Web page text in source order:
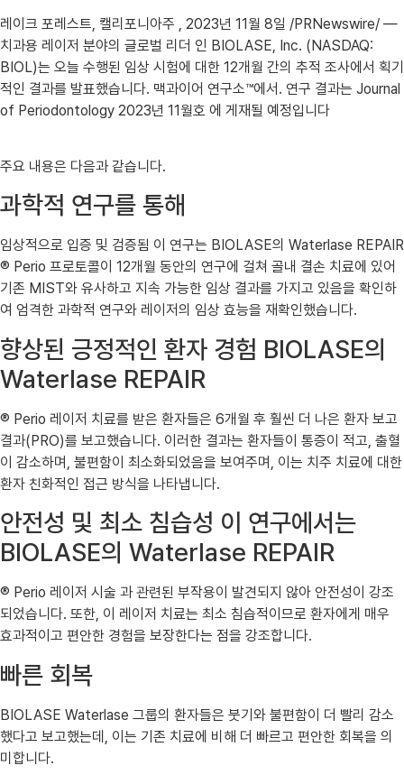
레이크 포레스트, 캘리포니아주 , 2023년 11월 8일 /PRNewswire/ —
치과용 레이저 분야의 글로벌 리더 인 BIOLASE, Inc. (NASDAQ:
BIOL)는 오늘 수행된 임상 시험에 대한 12개월 간의 추적 조사에서 획기
적인 결과를 발표했습니다. 맥과이어 연구소™에서. 연구 결과는 Journal
of Periodontology 2023년 11월호 에 게재될 예정입니다
주요 내용은 다음과 같습니다.
과학적 연구를 통해
임상적으로 입증 및 검증됨 이 연구는 BIOLASE의 Waterlase REPAIR
® Perio 프로토콜이 12개월 동안의 연구에 걸쳐 골내 결손 치료에 있어
기존 MIST와 유사하고 지속 가능한 임상 결과를 가지고 있음을 확인하
여 엄격한 과학적 연구와 레이저의 임상 효능을 재확인했습니다.
향상된 긍정적인 환자 경험 BIOLASE의
Waterlase REPAIR
® Perio 레이저 치료를 받은 환자들은 6개월 후 훨씬 더 나은 환자 보고
결과(PRO)를 보고했습니다. 이러한 결과는 환자들이 통증이 적고, 출혈
이 감소하며, 불편함이 최소화되었음을 보여주며, 이는 치주 치료에 대한
환자 친화적인 접근 방식을 나타냅니다.
안전성 및 최소 침습성 이 연구에서는
BIOLASE의 Waterlase REPAIR
® Perio 레이저 시술 과 관련된 부작용이 발견되지 않아 안전성이 강조
되었습니다. 또한, 이 레이저 치료는 최소 침습적이므로 환자에게 매우
효과적이고 편안한 경험을 보장한다는 점을 강조합니다.
빠른 회복
BIOLASE Waterlase 그룹의 환자들은 붓기와 불편함이 더 빨리 감소
했다고 보고했는데, 이는 기존 치료에 비해 더 빠르고 편안한 회복을 의
미합니다.